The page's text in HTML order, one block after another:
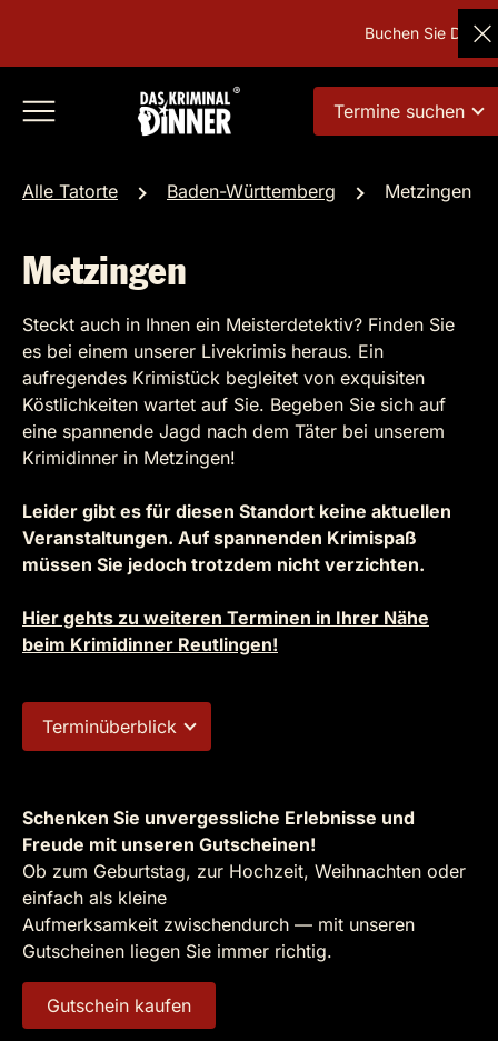
Buchen Sie
Termine suchen
Alle Tatorte Baden-Württemberg Metzingen
Metzingen
Steckt auch in Ihnen ein Meisterdetektiv? Finden Sie
es bei einem unserer Livekrimis heraus. Ein
aufregendes Krimistück begleitet von exquisiten
Köstlichkeiten wartet auf Sie. Begeben Sie sich auf
eine spannende Jagd nach dem Täter bei unserem
Krimidinner in Metzingen!
Leider gibt es für diesen Standort keine aktuellen
Veranstaltungen. Auf spannenden Krimispaß
müssen Sie jedoch trotzdem nicht verzichten.
Hier gehts zu weiteren Terminen in Ihrer Nähe
beim Krimidinner Reutlingen!
Terminüberblick
Schenken Sie unvergessliche Erlebnisse und
Freude mit unseren Gutscheinen!
Ob zum Geburtstag, zur Hochzeit, Weihnachten oder
einfach als kleine
Aufmerksamkeit zwischendurch — mit unseren
Gutscheinen liegen Sie immer richtig.
Gutschein kaufen